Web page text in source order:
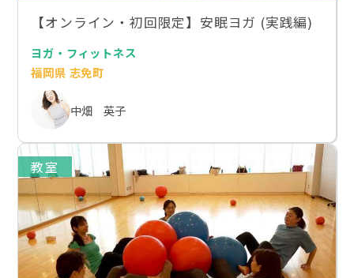
【オンライン・初回限定】安眠ヨガ (実践編)
ヨガ・フィットネス
福岡県 志免町
中畑 英子
教室